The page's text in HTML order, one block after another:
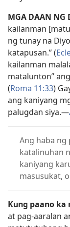
MGA DAAN NG
kailanman
ng tunay na
katapusan.” (
kailanman
matalunton”
(Roma 11:33)
ang kaniyang
palugdan siya.—
Ang haba ng
katalinuhan
kaniyang
masusukat,
Kung paano
at pag-aaralan